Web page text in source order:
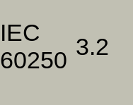
IEC
60250 3.2